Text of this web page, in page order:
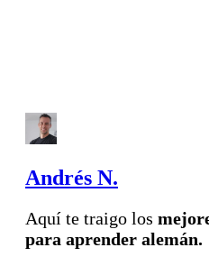
Andrés N.
Aquí te traigo los
para aprender alemán.